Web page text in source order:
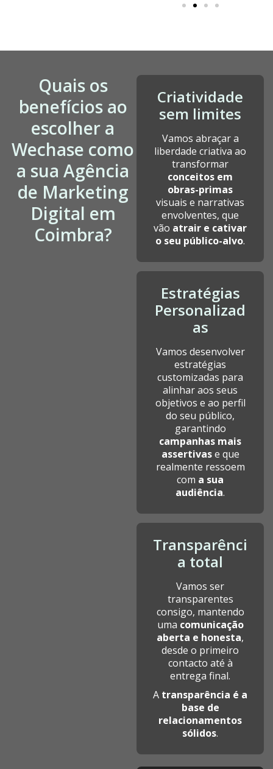
Quais os
benefícios ao
escolher a
Wechase como
a sua Agência
de Marketing
Digital em
Coimbra?
Criatividade
sem limites
Vamos abraçar a
liberdade criativa ao
transformar
conceitos em
obras-primas
visuais e narrativas
envolventes, que
vão atrair e cativar
o seu público-alvo.
Estratégias
Personalizad
as
Vamos desenvolver
estratégias
customizadas para
alinhar aos seus
objetivos e ao perfil
do seu público,
garantindo
campanhas mais
assertivase que
realmente ressoem
com a sua
audiência.
Transparênci
a total
Vamos ser
transparentes
consigo, mantendo
uma comunicação
aberta e honesta,
desde o primeiro
contacto até à
entrega final.
A transparência é a
base de
relacionamentos
sólidos.